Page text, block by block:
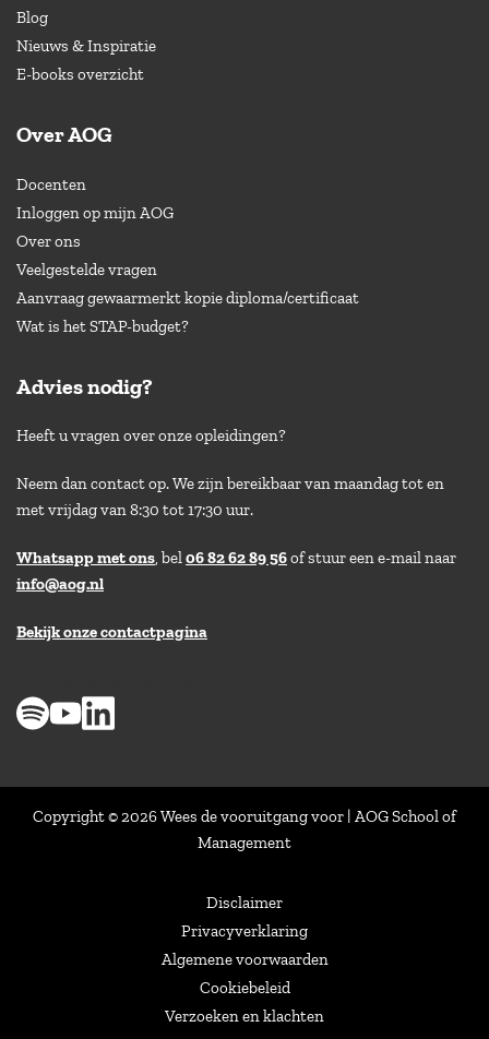
Blog
Nieuws & Inspiratie
E-books overzicht
Over AOG
Docenten
Inloggen op mijn AOG
Over ons
Veelgestelde vragen
Aanvraag gewaarmerkt kopie diploma/certificaat
Wat is het STAP-budget?
Advies nodig?
Heeft u vragen over onze opleidingen?
Neem dan contact op. We zijn bereikbaar van maandag tot en
met vrijdag van 8:30 tot 17:30 uur.
Whatsapp met ons, bel06 82 62 89 56of stuur een e-mail naar
info@aog.nl
Bekijk onze contactpagina
Copyright © 2026 Wees de vooruitgang voor | AOG School of
Management
Disclaimer
Privacyverklaring
Algemene voorwaarden
Cookiebeleid
Verzoeken en klachten